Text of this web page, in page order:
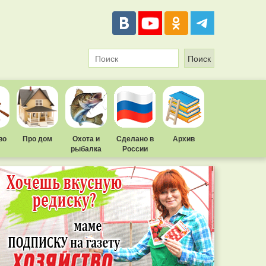
Про дом
Охота и
рыбалка
Сделано в
России
Архив